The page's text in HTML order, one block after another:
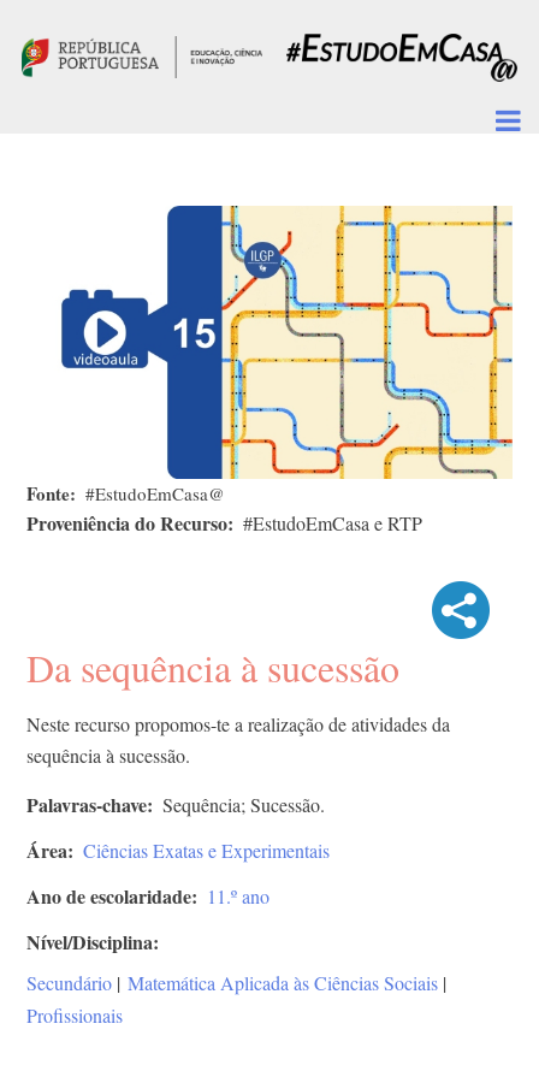
Fonte #EstudoEmCasa@
Proveniência do Recurso #EstudoEmCasa e RTP
Da sequência à sucessão
Neste recurso propomos-te a realização de atividades da
sequência à sucessão.
Palavras-chave Sequência; Sucessão.
Área Ciências Exatas e Experimentais
Ano de escolaridade 11.º ano
Nível/Disciplina
Secundário | Matemática Aplicada às Ciências Sociais |
Profissionais